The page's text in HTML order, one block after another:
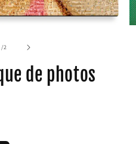
/de2
de photos